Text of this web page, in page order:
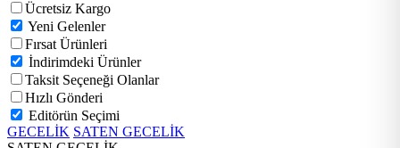
Ücretsiz Kargo
Yeni Gelenler
Fırsat Ürünleri
İndirimdeki Ürünler
Taksit Seçeneği Olanlar
Hızlı Gönderi
Editörün Seçimi
GECELİK SATEN GECELİK